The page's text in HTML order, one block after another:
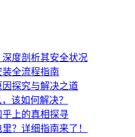
度剖析其安全状况
装全流程指南
探究与解决之道
该如何解决？
上的真相探寻
？详细指南来了！